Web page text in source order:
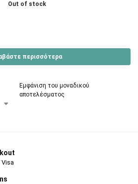
Out of stock
περισσότερα
Εμφάνιση του μοναδικού
αποτελέσματος
Visa